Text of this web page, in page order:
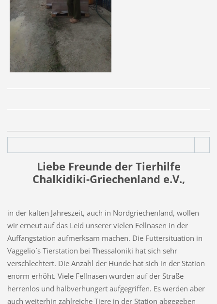
Liebe Freunde der Tierhilfe
Chalkidiki-Griechenland e.V.,
in der kalten Jahreszeit, auch in Nordgriechenland, wollen
wir erneut auf das Leid unserer vielen Fellnasen in der
Auffangstation aufmerksam machen. Die Futtersituation in
Vaggelio´s Tierstation bei Thessaloniki hat sich sehr
verschlechtert. Die Anzahl der Hunde hat sich in der Station
enorm erhöht. Viele Fellnasen wurden auf der Straße
herrenlos und halbverhungert aufgegriffen. Es werden aber
auch weiterhin zahlreiche Tiere in der Station abgegeben